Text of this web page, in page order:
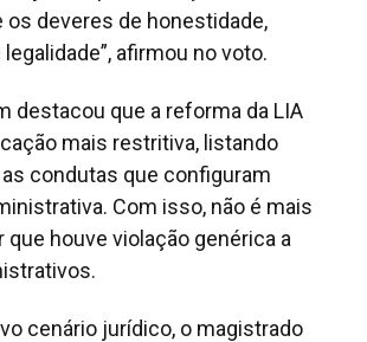
os deveres de honestidade,
afirmou no voto.
destacou que a reforma da LIA
mais restritiva, listando
condutas que configuram
Com isso, não é mais
houve violação genérica a
cenário jurídico, o magistrado